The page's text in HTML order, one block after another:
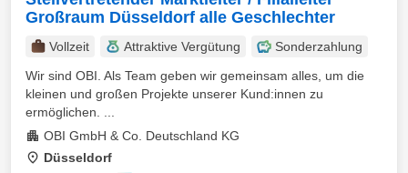
Großraum Düsseldorf alle Geschlechter
Vollzeit Attraktive Vergütung
Sonderzahlung
Wir sind OBI. Als Team geben wir gemeinsam alles, um die
kleinen und großen Projekte unserer Kund:innen zu
ermöglichen. ...
OBI GmbH & Co. Deutschland KG
Düsseldorf